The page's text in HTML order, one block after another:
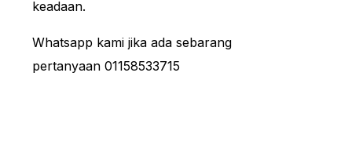
keadaan.
Whatsapp kami jika ada sebarang
pertanyaan 01158533715